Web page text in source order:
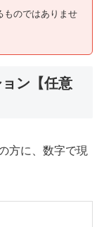
ものではありませ
ン【任意
方に、数字で現